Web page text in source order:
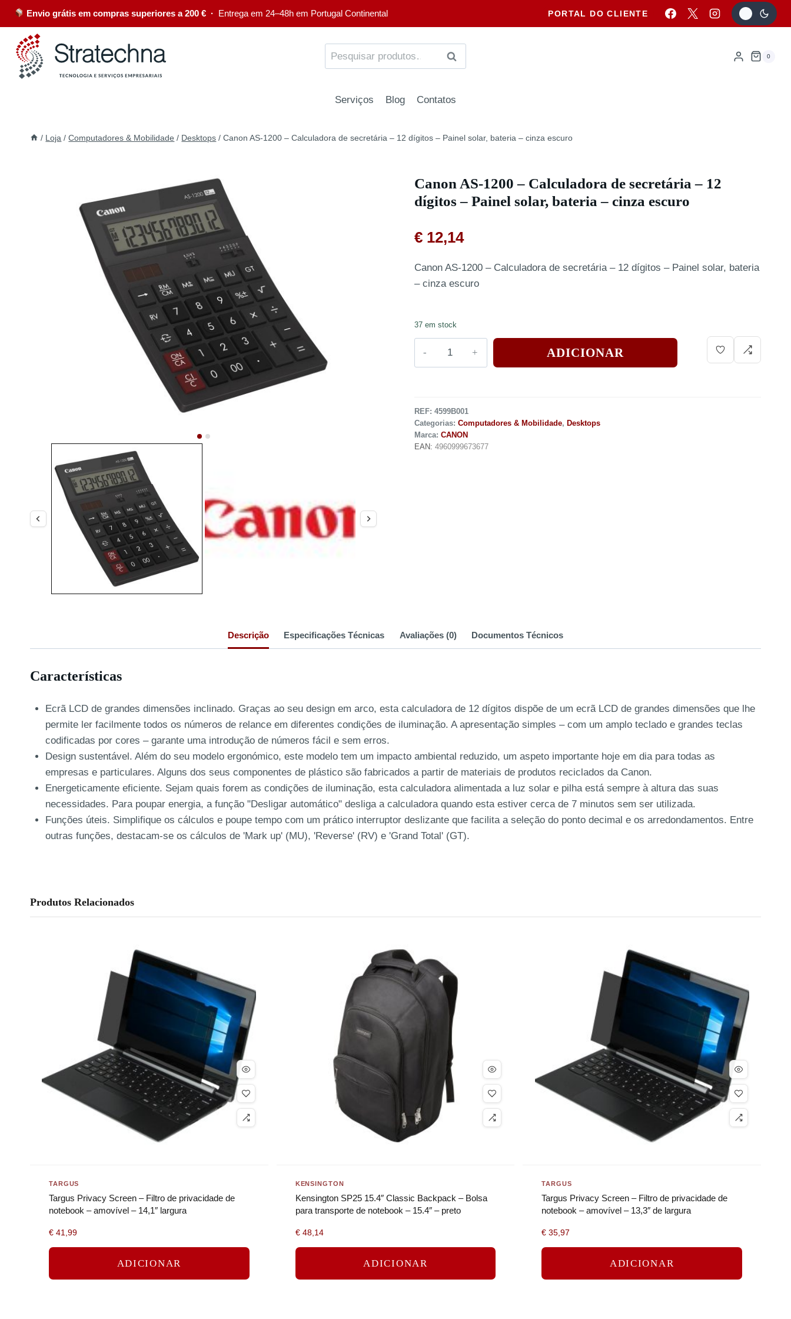
Envio grátis em compras superiores a 200 € · Entrega em 24–48h em Portugal Continental PORTAL DO CLIENTE
PESQUISA 0
Serviços Blog Contatos
/ Loja / Computadores & Mobilidade / Desktops / Canon AS-1200 – Calculadora de secretária – 12 dígitos – Painel solar, bateria – cinza escuro
Canon AS-1200 – Calculadora de secretária – 12
dígitos – Painel solar, bateria – cinza escuro
€ 12,14
Canon AS-1200 – Calculadora de secretária – 12 dígitos – Painel solar, bateria
– cinza escuro
37 em stock
ADICIONAR
REF: 4599B001
Categorias: Computadores & Mobilidade, Desktops
Marca: CANON
EAN: 4960999673677
Descrição Especificações Técnicas Avaliações (0) Documentos Técnicos
Características
Ecrã LCD de grandes dimensões inclinado. Graças ao seu design em arco, esta calculadora de 12 dígitos dispõe de um ecrã LCD de grandes dimensões que lhe
permite ler facilmente todos os números de relance em diferentes condições de iluminação. A apresentação simples – com um amplo teclado e grandes teclas
codificadas por cores – garante uma introdução de números fácil e sem erros.
Design sustentável. Além do seu modelo ergonómico, este modelo tem um impacto ambiental reduzido, um aspeto importante hoje em dia para todas as
empresas e particulares. Alguns dos seus componentes de plástico são fabricados a partir de materiais de produtos reciclados da Canon.
Energeticamente eficiente. Sejam quais forem as condições de iluminação, esta calculadora alimentada a luz solar e pilha está sempre à altura das suas
necessidades. Para poupar energia, a função "Desligar automático" desliga a calculadora quando esta estiver cerca de 7 minutos sem ser utilizada.
Funções úteis. Simplifique os cálculos e poupe tempo com um prático interruptor deslizante que facilita a seleção do ponto decimal e os arredondamentos. Entre
outras funções, destacam-se os cálculos de 'Mark up' (MU), 'Reverse' (RV) e 'Grand Total' (GT).
Produtos Relacionados
TARGUS
Targus Privacy Screen – Filtro de privacidade de
notebook – amovível – 14,1″ largura
€ 41,99
ADICIONAR
KENSINGTON
Kensington SP25 15.4″ Classic Backpack – Bolsa
para transporte de notebook – 15.4″ – preto
€48,14
ADICIONAR
TARGUS
Targus Privacy Screen – Filtro de privacidade de
notebook – amovível – 13,3″ de largura
€ 35,97
ADICIONAR